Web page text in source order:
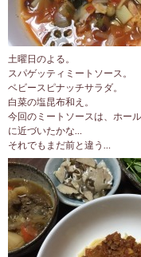
土曜日のよる。
スパゲッティミートソース。
ベビースピナッチサラダ。
白菜の塩昆布和え。
今回のミートソースは、ホー
に近づいたかな…
それでもまだ前と違う…